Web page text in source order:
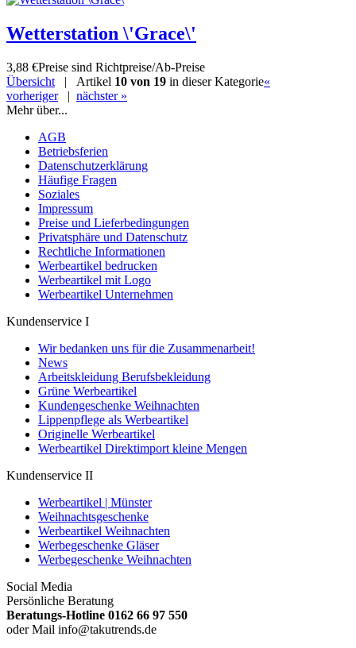
Wetterstation \'Grace\'
3,88 €Preise sind Richtpreise/Ab-Preise
Übersicht | Artikel 10 von 19 in dieser Kategorie«
vorheriger| nächster »
Mehr über...
AGB
Betriebsferien
Datenschutzerklärung
Häufige Fragen
Soziales
Impressum
Preise und Lieferbedingungen
Privatsphäre und Datenschutz
Rechtliche Informationen
Werbeartikel bedrucken
Werbeartikel mit Logo
Werbeartikel Unternehmen
Kundenservice I
Wir bedanken uns für die Zusammenarbeit!
News
Arbeitskleidung Berufsbekleidung
Grüne Werbeartikel
Kundengeschenke Weihnachten
Lippenpflege als Werbeartikel
Originelle Werbeartikel
Werbeartikel Direktimport kleine Mengen
Kundenservice II
Werbeartikel | Münster
Weihnachtsgeschenke
Werbeartikel Weihnachten
Werbegeschenke Gläser
Werbegeschenke Weihnachten
Social Media
Persönliche Beratung
Beratungs-Hotline 0162 66 97 550
oder Mail info@takutrends.de